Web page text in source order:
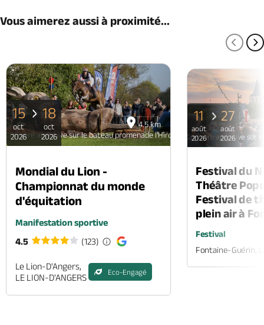
Vous aimerez aussi à proximité...
4.5 km
Croisière apéritive sur le bateau promenade l'Hirondelle - Grez-Neuville
15
oct
2026
18
oct
2026
Mondial du Lion -
Championnat du monde
d'équitation
Manifestation sportive
4.5
(123)
Le Lion-D'Angers,
LE LION-D'ANGERS
Eco-Engagé
Croisière apéritive sur
11
août
2026
27
août
2026
Festival du
Théâtre
Festival de
plein air à
Festival
Fontaine-Guérin,